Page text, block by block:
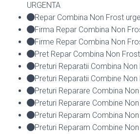
URGENTA
Repar Combina Non Frost
Firma Repar Combina Non
Firme Repar Combina Non
Pret Repar Combina Non
Preturi Reparatii Combina Non
Preturi Reparatii Combine Non
Preturi Reparare Combina
Preturi Reparare Combine
Preturi Reparam Combina
Preturi Reparam Combine